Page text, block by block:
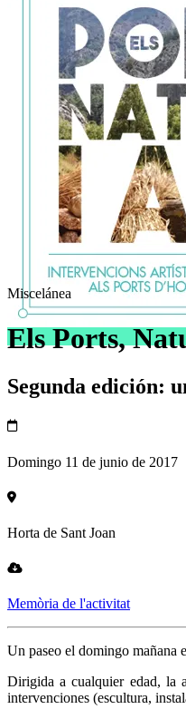
Miscelánea
Els Ports,
Segunda edición:
Domingo 11 de junio de 2017
Horta de Sant Joan
Memòria de l'activitat
Un paseo el domingo mañana
Dirigida a cualquier edad, la
intervenciones (escultura,